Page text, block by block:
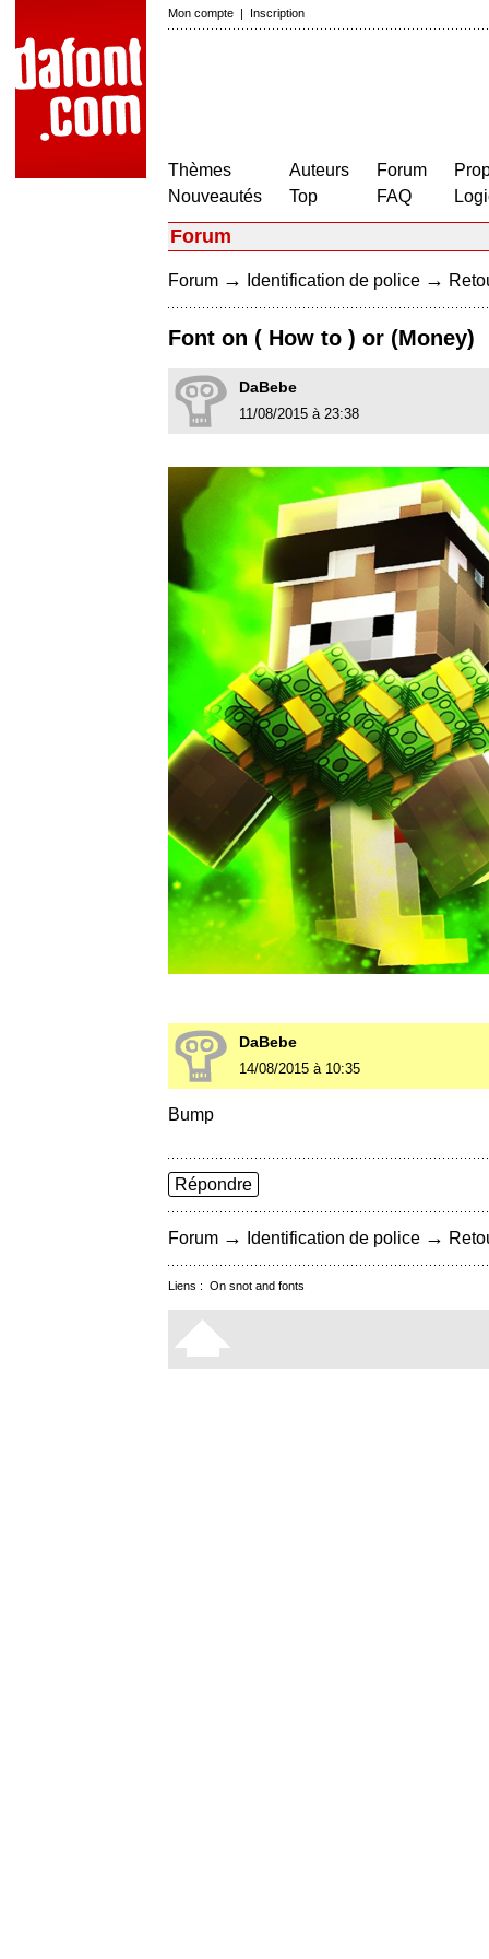
Mon compte | Inscription
Thèmes
Nouveautés
Auteurs
Top
Forum
FAQ
Forum
Forum → Identification de police →
Font on ( How to ) or (Money)
DaBebe
11/08/2015 à 23:38
DaBebe
14/08/2015 à 10:35
Bump
Répondre
Forum → Identification de police →
Liens : On snot and fonts